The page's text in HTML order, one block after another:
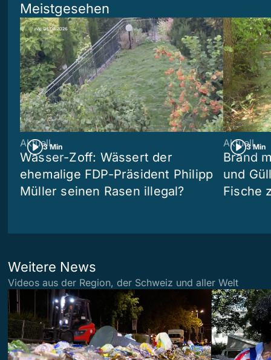
Meistgesehen
3 Min
Aktuell
Wasser-Zoff: Wässert der
ehemalige FDP-Präsident Philipp
Müller seinen Rasen illegal?
3 Min
Aktuell
Brand
und
Fische
Weitere News
Videos aus der Region, der Schweiz und aller Welt